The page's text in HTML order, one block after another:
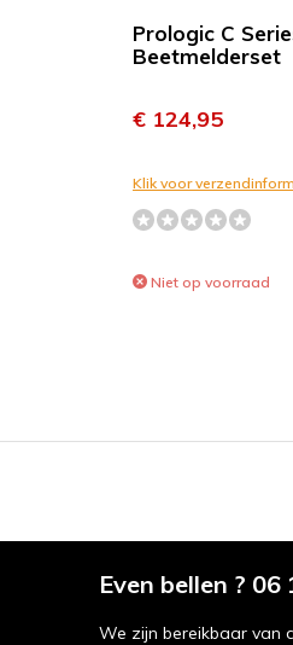
Prologic C
Beetmelderset
€ 124,95
Klik voor
Niet op voorraad
Even bellen ? 06
We zijn bereikbaar van